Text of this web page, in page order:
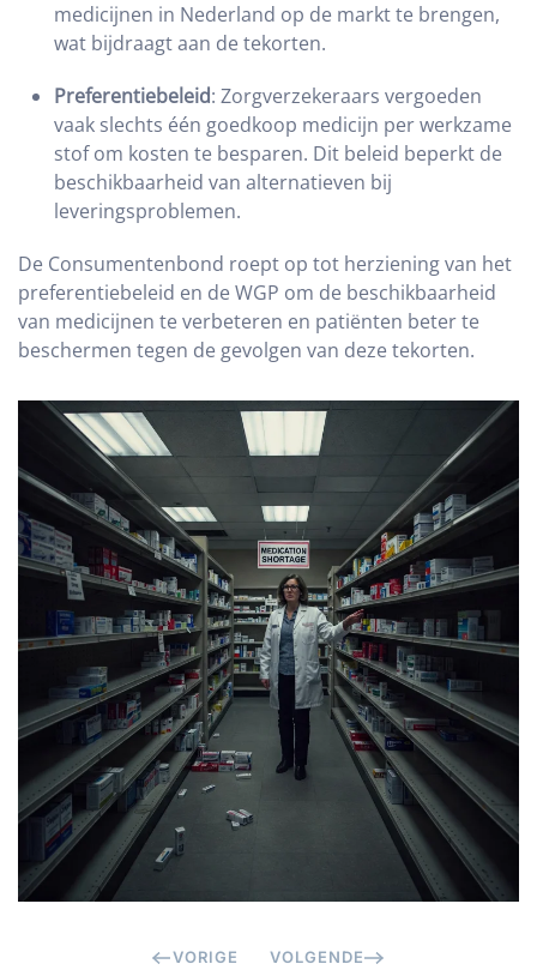
medicijnen in Nederland op de markt te brengen,
wat bijdraagt aan de tekorten.
Preferentiebeleid: Zorgverzekeraars vergoeden
vaak slechts één goedkoop medicijn per werkzame
stof om kosten te besparen. Dit beleid beperkt de
beschikbaarheid van alternatieven bij
leveringsproblemen.
De Consumentenbond roept op tot herziening van het
preferentiebeleid en de WGP om de beschikbaarheid
van medicijnen te verbeteren en patiënten beter te
beschermen tegen de gevolgen van deze tekorten.
VORIGE VOLGENDE